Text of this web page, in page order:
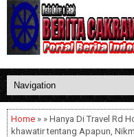
Home » » Hanya Di Travel Rd
khawatir tentang Apapun,